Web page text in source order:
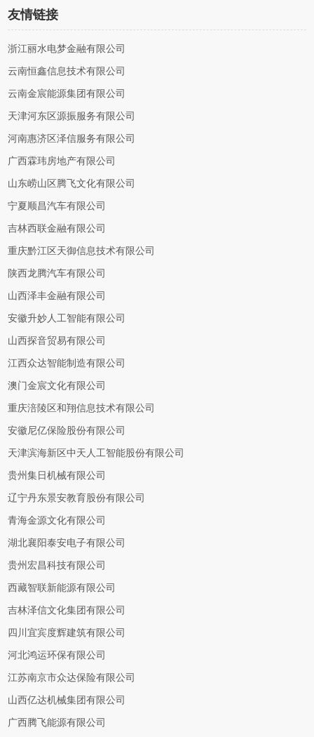
友情链接
浙江丽水电梦金融有限公司
云南恒鑫信息技术有限公司
云南金宸能源集团有限公司
天津河东区源振服务有限公司
河南惠济区泽信服务有限公司
广西霖玮房地产有限公司
山东崂山区腾飞文化有限公司
宁夏顺昌汽车有限公司
吉林西联金融有限公司
重庆黔江区天御信息技术有限公司
陕西龙腾汽车有限公司
山西泽丰金融有限公司
安徽升妙人工智能有限公司
山西探音贸易有限公司
江西众达智能制造有限公司
澳门金宸文化有限公司
重庆涪陵区和翔信息技术有限公司
安徽尼亿保险股份有限公司
天津滨海新区中天人工智能股份有限公司
贵州集日机械有限公司
辽宁丹东景安教育股份有限公司
青海金源文化有限公司
湖北襄阳泰安电子有限公司
贵州宏昌科技有限公司
西藏智联新能源有限公司
吉林泽信文化集团有限公司
四川宜宾度辉建筑有限公司
河北鸿运环保有限公司
江苏南京市众达保险有限公司
山西亿达机械集团有限公司
广西腾飞能源有限公司